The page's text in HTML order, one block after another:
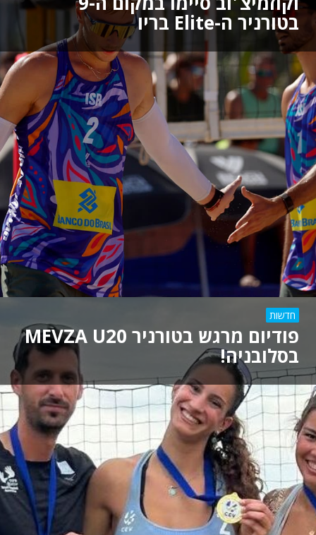
בטורניר ה-Elite בריו
חדשות
פודיום מרגש בטורניר MEVZA U20
בסלובניה!